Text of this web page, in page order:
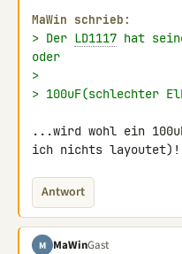
MaWin schrieb:
> Der LD1117 hat
oder
>
> 100uF(schlechter
...wird wohl ein
ich nichts layoutet)!
Antwort
M MaWinGast